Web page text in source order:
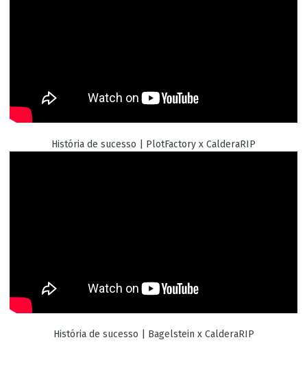
História de sucesso | PlotFactory x CalderaRIP
História de sucesso | Bagelstein x CalderaRIP